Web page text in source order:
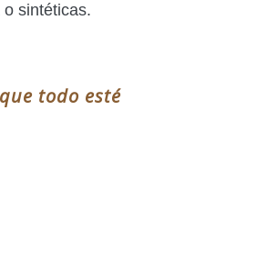
sintéticas.
todo esté